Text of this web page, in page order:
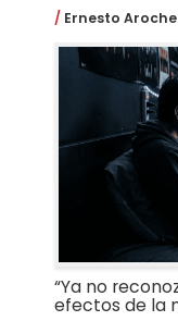
Ernesto
“Ya no
efectos de la